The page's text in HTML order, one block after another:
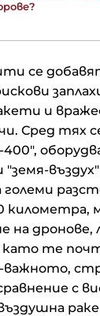
се
и
Сред тях
въздух"
големи
километра,
на
като те
важното,
с